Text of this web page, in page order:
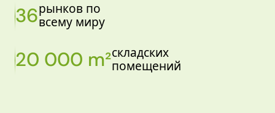
36рынков по
всему миру
20 000 m²складских
помещений